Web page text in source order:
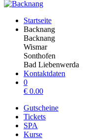
Startseite
Backnang
Backnang
Wismar
Sonthofen
Bad Liebenwerda
Kontaktdaten
0
€ 0.00
Gutscheine
Tickets
SPA
Kurse